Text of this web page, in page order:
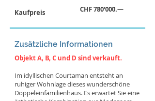
Kaufpreis
CHF 780'000.—
Zusätzliche Informationen
Objekt A, B, C und D sind verkauft.
Im idyllischen Courtaman entsteht an
ruhiger Wohnlage dieses wunderschöne
Doppeleinfamilienhaus. Es erwartet Sie eine